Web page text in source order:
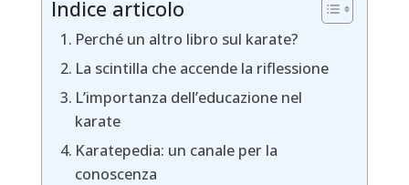
Indice articolo
Perché un altro libro sul karate?
La scintilla che accende la riflessione
L’importanza dell’educazione nel
karate
Karatepedia: un canale per la
conoscenza